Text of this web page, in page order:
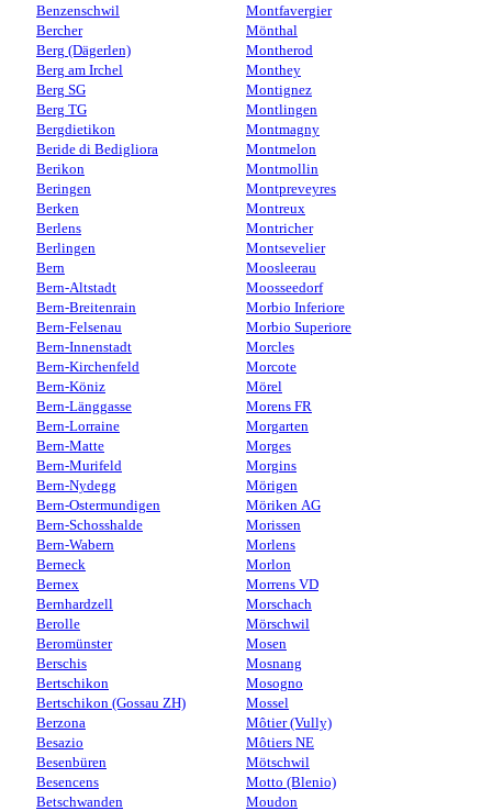
Benzenschwil
Bercher
Berg (Dägerlen)
Berg am Irchel
Berg SG
Berg TG
Bergdietikon
Beride di Bedigliora
Berikon
Beringen
Berken
Berlens
Berlingen
Bern
Bern-Altstadt
Bern-Breitenrain
Bern-Felsenau
Bern-Innenstadt
Bern-Kirchenfeld
Bern-Köniz
Bern-Länggasse
Bern-Lorraine
Bern-Matte
Bern-Murifeld
Bern-Nydegg
Bern-Ostermundigen
Bern-Schosshalde
Bern-Wabern
Berneck
Bernex
Bernhardzell
Berolle
Beromünster
Berschis
Bertschikon
Bertschikon (Gossau ZH)
Berzona
Besazio
Besenbüren
Besencens
Betschwanden
Montfavergier
Mönthal
Montherod
Monthey
Montignez
Montlingen
Montmagny
Montmelon
Montmollin
Montpreveyres
Montreux
Montricher
Montsevelier
Moosleerau
Moosseedorf
Morbio Inferiore
Morbio Superiore
Morcles
Morcote
Mörel
Morens FR
Morgarten
Morges
Morgins
Mörigen
Möriken AG
Morissen
Morlens
Morlon
Morrens VD
Morschach
Mörschwil
Mosen
Mosnang
Mosogno
Mossel
Môtier (Vully)
Môtiers NE
Mötschwil
Motto (Blenio)
Moudon